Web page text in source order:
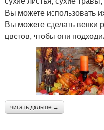
Вы можете использовать
Вы можете сделать венки
цветов, чтобы они
читать дальше →